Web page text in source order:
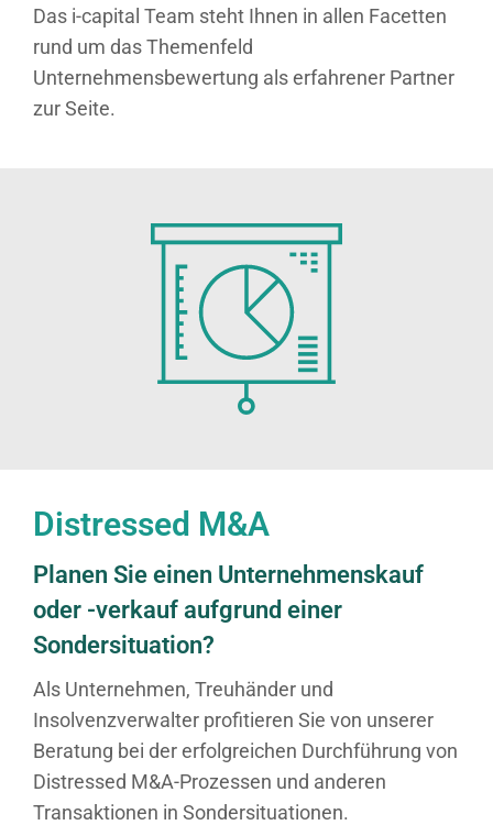
Das i-capital Team steht Ihnen in allen Facetten
rund um das Themenfeld
Unternehmensbewertung als erfahrener Partner
zur Seite.
Distressed M&A
Planen Sie einen Unternehmenskauf
oder -verkauf aufgrund einer
Sondersituation?
Als Unternehmen, Treuhänder und
Insolvenzverwalter profitieren Sie von unserer
Beratung bei der erfolgreichen Durchführung von
Distressed M&A-Prozessen und anderen
Transaktionen in Sondersituationen.